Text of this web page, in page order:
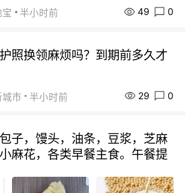
宝 半小时前 49 0
照换领麻烦吗？到期前多久才
城市 半小时前 29 0
子，馒头，油条，豆浆，芝麻
麻花，各类早餐主食。午餐提